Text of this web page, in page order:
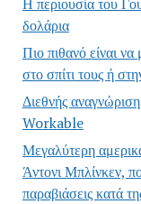
δολάρια
Πιο πιθανό είναι
στο σπίτι τους ή
Διεθνής
Workable
Μεγαλύτερη
Άντονι Μπλίνκεν,
παραβιάσεις κατά